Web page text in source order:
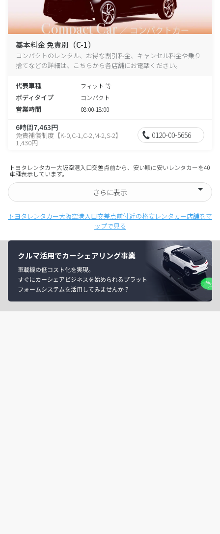
基本料金 免責別（C-1）
コンパクトのレンタル、お得な割引料金、キャンセル料金や乗り
捨てなどの詳細は、こちらから各店舗にお電話ください。
代表車種 フィット 等
ボディタイプ コンパクト
営業時間 08:00-18:00
6時間7,463円
免責補償制度【K-0,C-1,C-2,M-2,S-2】
1,430円
0120-00-5656
トヨタレンタカー大阪空港入口交差点前から、安い順に安いレンタカーを40
車種表示しています。
さらに表示
トヨタレンタカー大阪空港入口交差点前付近の格安レンタカー店舗をマ
ップで見る
クルマ活用でカーシェアリング事業
車載機の低コスト化を実現。
すぐにカーシェアビジネスを始められるプラット
フォームシステムを活用してみませんか？